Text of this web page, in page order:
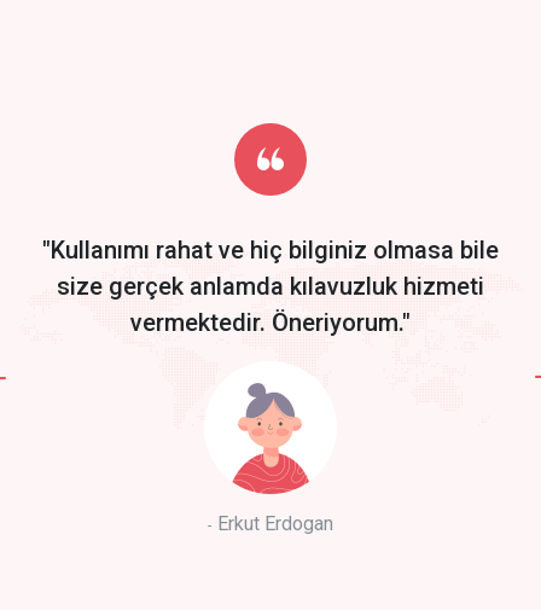
Start by trying our service for 30 days free trial no credit card
required.
"Kullanımı rahat ve hiç bilginiz olmasa bile
size gerçek anlamda kılavuzluk hizmeti
vermektedir. Öneriyorum."
Erkut Erdogan